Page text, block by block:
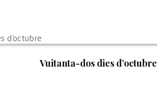
Vuitanta-dos dies d’octubre